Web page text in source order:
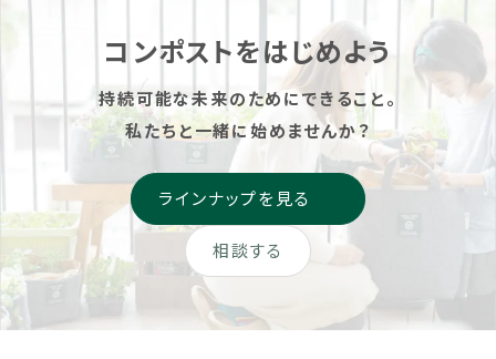
コンポストをはじめよう
持続可能な未来のためにできること。
私たちと一緒に始めませんか？
相談する
ラインナップを見る